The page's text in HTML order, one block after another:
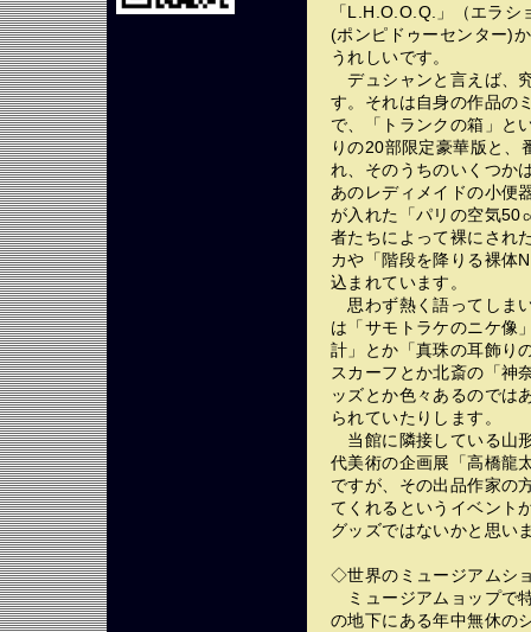
「L.H.O.O.Q.」（エラ
(ポンピドゥーセンター)
うれしいです。
デュシャンと言えば、
す。それは自身の作品の
で、「トランクの箱」と
りの20部限定豪華版と、
れ、そのうちのいくつか
あのレディメイドの小便
が入れた「パリの空気50
者たちによって裸にされ
カや「階段を降りる裸体
込まれています。
思わず熱く語ってしま
は「サモトラケのニケ像
計」とか「真珠の耳飾り
スカーフとか北斎の「神
ッズとか色々あるのでは
られていたりします。
当館に隣接している山
代美術の企画展「高橋龍
ですが、その出品作家の
てくれるというイベント
グッズではないかと思い
◇世界のミュージアムシ
ミュージアムョップで
の地下にある年中無休の